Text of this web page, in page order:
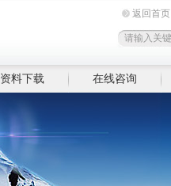
返回首页
资料下载 在线咨询